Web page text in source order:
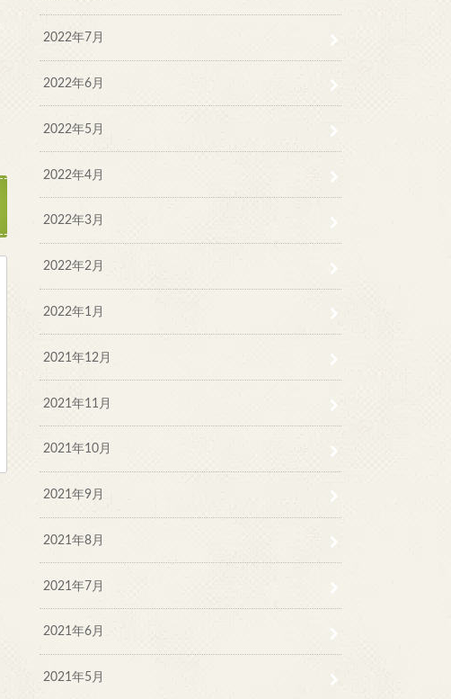
2022年7月
2022年6月
2022年5月
2022年4月
2022年3月
2022年2月
2022年1月
2021年12月
2021年11月
2021年10月
2021年9月
2021年8月
2021年7月
2021年6月
2021年5月